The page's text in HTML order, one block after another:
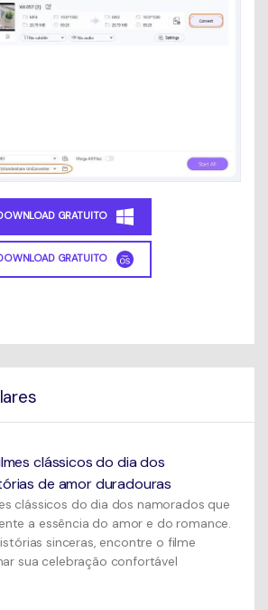
GRATUITO
GRATUITO
clássicos do dia dos
de amor duradouras
clássicos do dia dos namorados que
a essência do amor e do romance.
sinceras, encontre o filme
sua celebração confortável